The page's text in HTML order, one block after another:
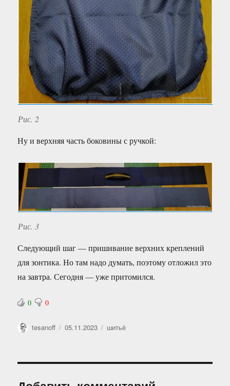
Рис. 2
Ну и верхняя часть боковины с ручкой:
Рис. 3
Следующий шаг — пришивание верхних креплений
для зонтика. Но там надо думать, поэтому отложил это
на завтра. Сегодня — уже притомился.
0 0
Автор
tesanoff Опубликовано
05.11.2023 Рубрики
шитьё